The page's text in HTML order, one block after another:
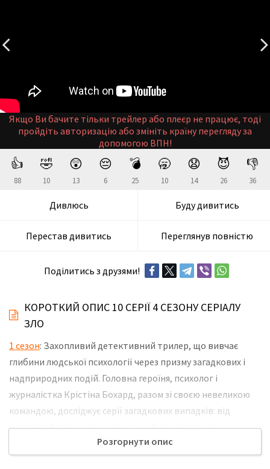
Якщо Ви бачите тільки трейлер або плеєр не працює, тоді
пройдіть авторизацію або змініть країну перегляду за
допомогою ВПН!
👍
88
🤣
10
😲
13
😔
6
💣
25
🥱
10
😧
14
😈
26
👎
36
Дивлюсь Буду дивитись
Перестав дивитись Переглянув повністю
Поділитись з друзями!
КОРОТКИЙ ОПИС 10 СЕРІЇ 4 СЕЗОНУ СЕРІАЛУ
ЗЛО
1 сезон: Захопливий детективний трилер, що вивчає
глибини людської психології через призму загадкових і
надприродних подій. Головна героїня, психолог і
журналістка Крістіна Бохард, разом зі своєю невеликою
командою, досліджує серії загадкових випадків: від
полтергейстів до зникнень людей під невясними
обставинами. Вона працює, щоб знайти наукові
Розгорнути опис